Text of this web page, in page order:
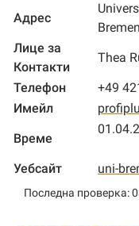
Адрес
Лице за
Контакти
Thea
Телефон
+49
Имейл
Време
Уебсайт uni-
Последна проверка: